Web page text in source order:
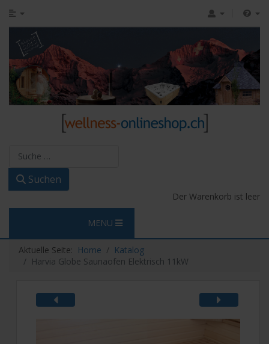
Suchen
Der Warenkorb ist leer
MENU
Aktuelle Seite: Home
Katalog
Harvia Globe Saunaofen Elektrisch 11kW